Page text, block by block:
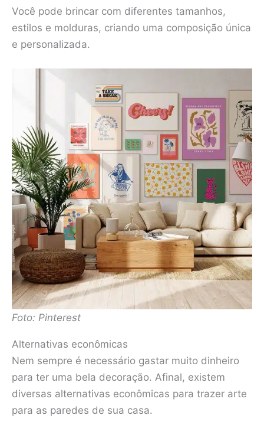
Você pode brincar com diferentes tamanhos,
estilos e molduras, criando uma composição única
e personalizada.
Foto: Pinterest
Alternativas econômicas
Nem sempre é necessário gastar muito dinheiro
para ter uma bela decoração. Afinal, existem
diversas alternativas econômicas para trazer arte
para as paredes de sua casa.